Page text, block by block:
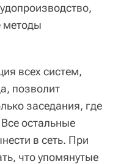
методы
всех систем,
позволит
заседания, где
остальные
в сеть. При
что упомянутые